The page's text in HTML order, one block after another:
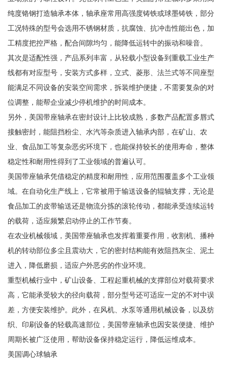
纯度铬钢打造轴承本体，轴承座常用高强度铸铁或球墨铸铁，部分
工况特殊的型号会选用不锈钢材质，抗腐蚀、抗冲击性能出色，加
工精度把控严格，配合间隙均匀，能降低运转中的振动和噪音。
其次是适配性强，产品系列丰富，从轻载小型设备到重载工业生产
线都有对应型号，安装方式多样，立式、菱形、法兰式等不同座型
能满足不同设备的安装空间需求，拆装维护便捷，不需要复杂的对
位调整，能帮企业减少停机维护的时间成本。
另外，美国带座轴承在密封设计上比较成熟，多数产品配置多唇式
接触密封，能阻挡粉尘、水汽等杂质进入轴承内部，在矿山、农
业、食品加工等复杂恶劣环境下，也能保持较长的使用寿命，整体
稳定性和耐用性得到了工业领域的普遍认可。
美国带座轴承凭借稳定的精度和耐用性，应用范围覆盖多个工业领
域。在自动化生产线上，它常被用于输送设备的辊轴支撑，无论是
食品加工的皮带输送还是物流分拣的滚轮传动，都能承受连续运转
的载荷，适应频繁启动停止的工作节奏。
在农业机械领域，美国带座轴承也发挥着重要作用，收割机、播种
机的转动部位多尘且震动大，它的密封结构能有效阻挡灰尘、泥土
进入，降低磨损，适应户外恶劣的作业环境。
重型机械行业中，矿山设备、工程起重机械的支撑部位对载荷要求
高，它能承受较大的径向载荷，部分型号还可适应一定的不对中误
差，方便安装维护。此外，在风机、水泵等通用机械设备，以及纺
织、印刷设备的轻载高速部位，美国带座轴承也因安装便捷、维护
周期长被广泛使用，帮助设备保持稳定运行，降低运维成本。
美国调心球轴承